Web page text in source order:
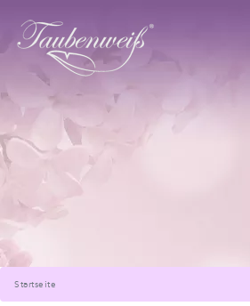
Startseite